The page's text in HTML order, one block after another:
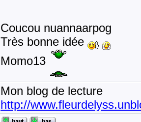
Coucou nuannaarpog
Très bonne idée
Momo13
Mon blog de lecture
http://